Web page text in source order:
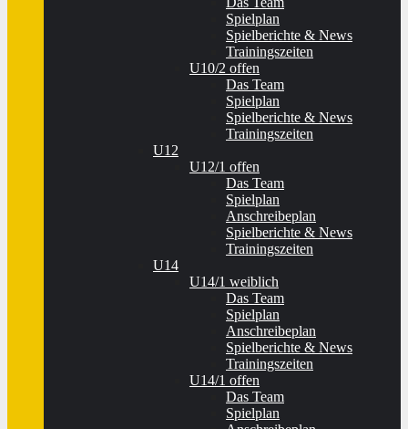
Spielplan
Spielberichte & News
Trainingszeiten
U10/2 offen
Das Team
Spielplan
Spielberichte & News
Trainingszeiten
U12
U12/1 offen
Das Team
Spielplan
Anschreibeplan
Spielberichte & News
Trainingszeiten
U14
U14/1 weiblich
Das Team
Spielplan
Anschreibeplan
Spielberichte & News
Trainingszeiten
U14/1 offen
Das Team
Spielplan